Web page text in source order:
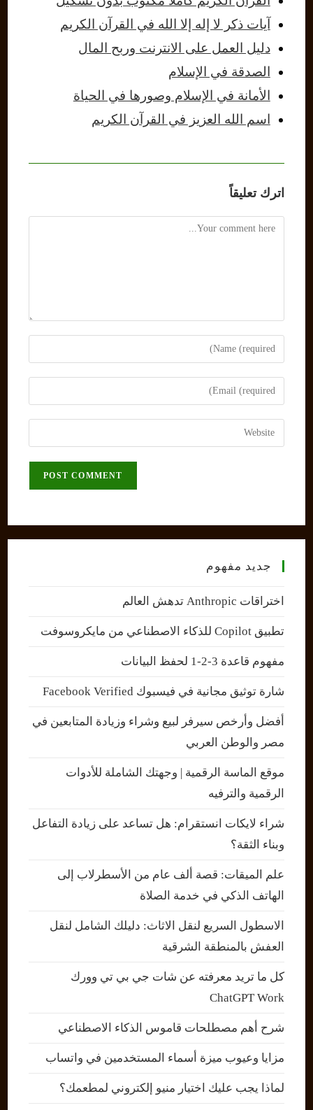
آيات ذكر لا إله إلا الله في القرآن الكريم
دليل العمل على الانترنت وربح المال
الصدقة في الإسلام
الأمانة في الإسلام وصورها في الحياة
اسم الله العزيز في القرآن الكريم
اترك تعليقاً
Comment
Enter
your
name
comment
Enter
your
email
address
Enter
your
جديد مفهوم
اختراقات Anthropic تدهش العالم
تطبيق Copilot للذكاء الاصطناعي من مايكروسوفت
مفهوم قاعدة 3-2-1 لحفظ البيانات
شارة توثيق مجانية في فيسبوك Facebook Verified
أفضل وأرخص سيرفر لبيع وشراء وزيادة المتابعين في
مصر والوطن العربي
موقع الماسة الرقمية | وجهتك الشاملة للأدوات
الرقمية والترفيه
شراء لايكات انستقرام: هل تساعد على زيادة التفاعل
وبناء الثقة؟
علم الميقات: قصة ألف عام من الأسطرلاب إلى
الهاتف الذكي في خدمة الصلاة
الاسطول السريع لنقل الاثاث: دليلك الشامل لنقل
العفش بالمنطقة الشرقية
كل ما تريد معرفته عن شات جي بي تي وورك
ChatGPT Work
شرح أهم مصطلحات قاموس الذكاء الاصطناعي
مزايا وعيوب ميزة أسماء المستخدمين في واتساب
لماذا يجب عليك اختيار منيو إلكتروني لمطعمك؟